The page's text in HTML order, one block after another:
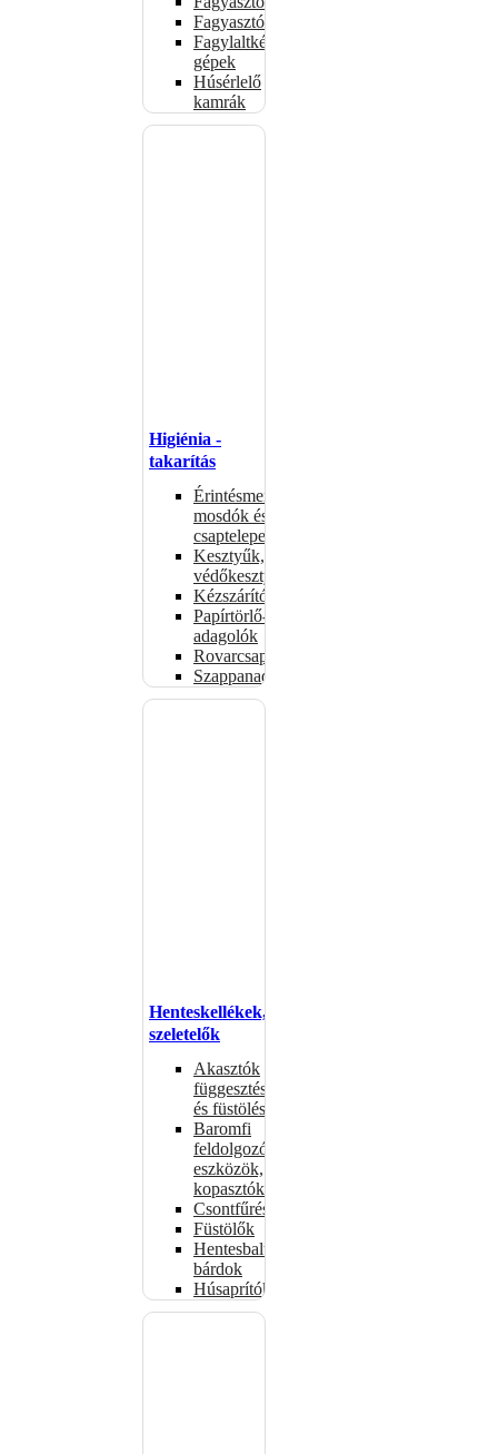
Fagyasztószekrények
Fagylaltkészítő
gépek
Húsérlelő
kamrák
Higiénia -
takarítás
Érintésmentes
mosdók és
csaptelepek
Kesztyűk,
védőkesztyűk
Kézszárítók
Papírtörlő-
adagolók
Rovarcsapdák
Szappanadagolók
Henteskellékek,
szeletelők
Akasztók
függesztéshez
és füstöléshez
Baromfi
feldolgozó
eszközök,
kopasztók
Csontfűrészek
Füstölők
Hentesbalták,
bárdok
Húsaprítók